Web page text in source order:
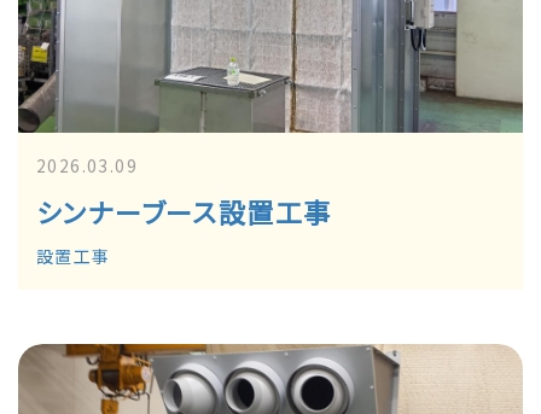
シンナーブース設置工事
2026.03.09
設置工事